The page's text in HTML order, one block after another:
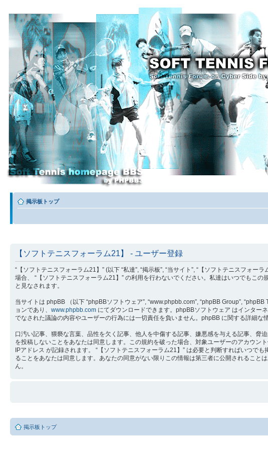
掲示板トップ
【ソフトテニスフォーラム21】 - ユーザー登録
“【ソフトテニスフォーラム21】” (以下 “私達”, “掲示板”, “当サイト”, “【ソフトテニスフォ
場合、 “【ソフトテニスフォーラム21】” の利用を行わないでください。私達はいつでもこ
と見なされます。
当サイトは phpBB （以下 “phpBBソフトウェア”, “www.phpbb.com”, “phpBB Group”,
ョンであり、 www.phpbb.com にてダウンロードできます。phpBBソフトウェア はインター
でなされた議論の内容やユーザーの行為には一切責任を負いません。phpBB に関する詳細な
口汚い記事、猥褻な言葉、品性を欠く記事、他人を中傷する記事、嫌悪感を与える記事、脅
を投稿しないことをあなたは同意します。この規約を破った場合、対象ユーザーのアカウ
IPアドレス が記録されます。 “【ソフトテニスフォーラム21】” は必要と判断すればいつで
ることをあなたは同意します。あなたの同意がない限りこの情報は第三者に公開されること
ん。
掲示板トップ